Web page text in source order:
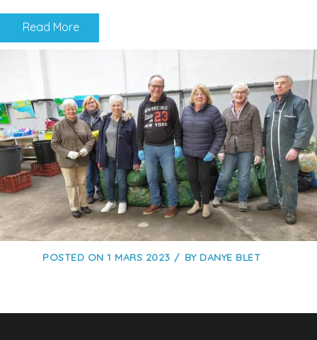
Read More
POSTED ON 1 MARS 2023 BY DANYE BLET